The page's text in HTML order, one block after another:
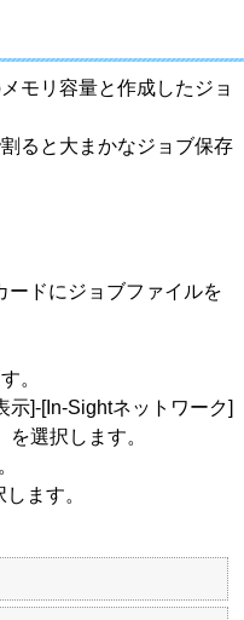
モリ容量と作成したジョ
ると大まかなジョブ保存
ドにジョブファイルを
。
]-[In-Sightネットワーク]
選択します。
ます。